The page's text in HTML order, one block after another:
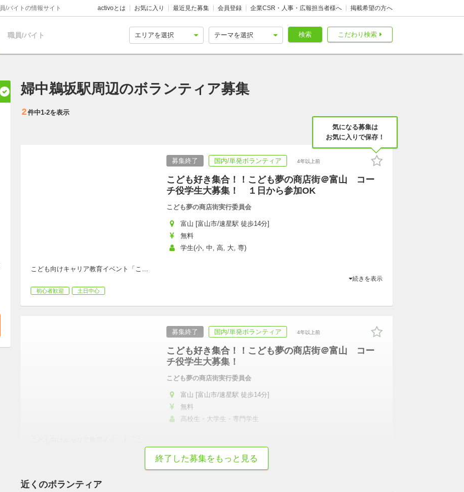
/バイトの情報サイト activoとは お気に入り 最近見た募集 会員登録 企業CSR・人事・広報担当者様へ 掲載希望の方へ
職員/バイト こだわり検索
検索
婦中鵜坂駅周辺のボランティア募集
2件中1-2を表示
気になる募集は
お気に入りで保存！
募集終了 国内/単発ボランティア 4年以上前
こども好き集合！！こども夢の商店街＠富山 コー
チ役学生大募集！ １日から参加OK
こども夢の商店街実行委員会
富山 [富山市/速星駅 徒歩14分]
無料
学生(小, 中, 高, 大, 専)
こども向けキャリア教育イベント「こ …
続きを表示
初心者歓迎 土日中心
募集終了 国内/単発ボランティア 4年以上前
こども好き集合！！こども夢の商店街＠富山 コー
チ役学生大募集！
こども夢の商店街実行委員会
富山 [富山市/速星駅 徒歩14分]
無料
高校生・大学生・専門学生
終了した募集をもっと見る
近くのボランティア